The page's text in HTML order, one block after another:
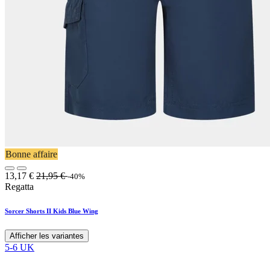
Bonne affaire
13,17 € 21,95€ -40%
Regatta
Sorcer Shorts II Kids Blue Wing
Afficher les variantes
5-6 UK